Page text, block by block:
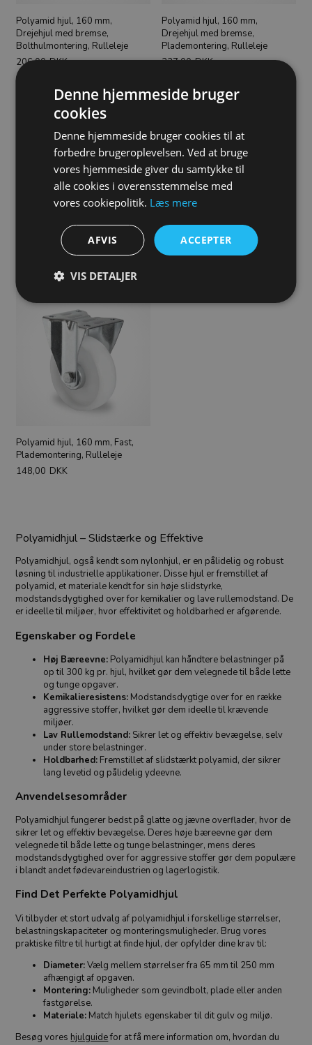
Polyamid hjul, 160 mm,
Drejehjul med bremse,
Bolthulmontering, Rulleleje
206,00 DKK
Polyamid hjul, 160 mm,
Drejehjul med bremse,
Plademontering, Rulleleje
227,00 DKK
Polyamid hjul, 160 mm,
Drejehjul, Bolthulmontering,
DKK
Polyamid hjul, 160 mm,
Drejehjul, Plademontering,
Rulleleje
Polyamid hjul, 160 mm, Fast,
Plademontering, Rulleleje
148,00 DKK
Polyamidhjul – Slidstærke og Effektive
Polyamidhjul, også kendt som nylonhjul, er en pålidelig og robust
løsning til industrielle applikationer. Disse hjul er fremstillet af
polyamid, et materiale kendt for sin høje slidstyrke,
modstandsdygtighed over for kemikalier og lave rullemodstand. De
er ideelle til miljøer, hvor effektivitet og holdbarhed er afgørende.
Egenskaber og Fordele
Høj Bæreevne: Polyamidhjul kan håndtere belastninger på
op til 300 kg pr. hjul, hvilket gør dem velegnede til både lette
og tunge opgaver.
Kemikalieresistens: Modstandsdygtige over for en række
aggressive stoffer, hvilket gør dem ideelle til krævende
miljøer.
Lav Rullemodstand: Sikrer let og effektiv bevægelse, selv
under store belastninger.
Holdbarhed: Fremstillet af slidstærkt polyamid, der sikrer
lang levetid og pålidelig ydeevne.
Anvendelsesområder
Polyamidhjul fungerer bedst på glatte og jævne overflader, hvor de
sikrer let og effektiv bevægelse. Deres høje bæreevne gør dem
velegnede til både lette og tunge belastninger, mens deres
modstandsdygtighed over for aggressive stoffer gør dem populære
i blandt andet fødevareindustrien og lagerlogistik.
Find Det Perfekte Polyamidhjul
Vi tilbyder et stort udvalg af polyamidhjul i forskellige størrelser,
belastningskapaciteter og monteringsmuligheder. Brug vores
praktiske filtre til hurtigt at finde hjul, der opfylder dine krav til:
Diameter:Vælg mellem størrelser fra 65 mm til 250 mm
afhængigt af opgaven.
Montering: Muligheder som gevindbolt, plade eller anden
fastgørelse.
Materiale: Match hjulets egenskaber til dit gulv og miljø.
Besøg vores hjulguidefor at få mere information om, hvordan du
Denne hjemmeside bruger
cookies
Denne hjemmeside bruger cookies til at
forbedre brugeroplevelsen. Ved at bruge
vores hjemmeside giver du samtykke til
alle cookies i overensstemmelse med
vores cookiepolitik. Læs mere
ACCEPTER
AFVIS
VIS DETALJER